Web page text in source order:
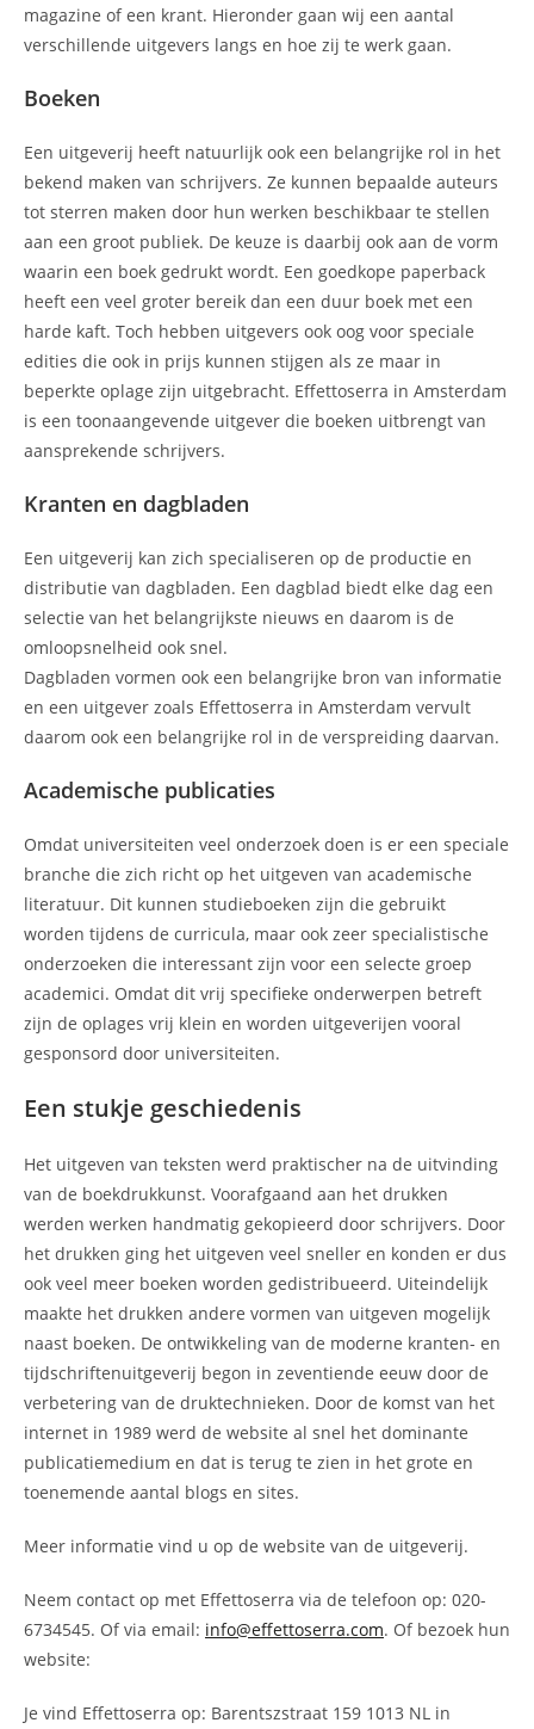
magazine of een krant. Hieronder gaan wij een aantal
verschillende uitgevers langs en hoe zij te werk gaan.
Boeken
Een uitgeverij heeft natuurlijk ook een belangrijke rol in het
bekend maken van schrijvers. Ze kunnen bepaalde auteurs
tot sterren maken door hun werken beschikbaar te stellen
aan een groot publiek. De keuze is daarbij ook aan de vorm
waarin een boek gedrukt wordt. Een goedkope paperback
heeft een veel groter bereik dan een duur boek met een
harde kaft. Toch hebben uitgevers ook oog voor speciale
edities die ook in prijs kunnen stijgen als ze maar in
beperkte oplage zijn uitgebracht. Effettoserra in Amsterdam
is een toonaangevende uitgever die boeken uitbrengt van
aansprekende schrijvers.
Kranten en dagbladen
Een uitgeverij kan zich specialiseren op de productie en
distributie van dagbladen. Een dagblad biedt elke dag een
selectie van het belangrijkste nieuws en daarom is de
omloopsnelheid ook snel.
Dagbladen vormen ook een belangrijke bron van informatie
en een uitgever zoals Effettoserra in Amsterdam vervult
daarom ook een belangrijke rol in de verspreiding daarvan.
Academische publicaties
Omdat universiteiten veel onderzoek doen is er een speciale
branche die zich richt op het uitgeven van academische
literatuur. Dit kunnen studieboeken zijn die gebruikt
worden tijdens de curricula, maar ook zeer specialistische
onderzoeken die interessant zijn voor een selecte groep
academici. Omdat dit vrij specifieke onderwerpen betreft
zijn de oplages vrij klein en worden uitgeverijen vooral
gesponsord door universiteiten.
Een stukje geschiedenis
Het uitgeven van teksten werd praktischer na de uitvinding
van de boekdrukkunst. Voorafgaand aan het drukken
werden werken handmatig gekopieerd door schrijvers. Door
het drukken ging het uitgeven veel sneller en konden er dus
ook veel meer boeken worden gedistribueerd. Uiteindelijk
maakte het drukken andere vormen van uitgeven mogelijk
naast boeken. De ontwikkeling van de moderne kranten- en
tijdschriftenuitgeverij begon in zeventiende eeuw door de
verbetering van de druktechnieken. Door de komst van het
internet in 1989 werd de website al snel het dominante
publicatiemedium en dat is terug te zien in het grote en
toenemende aantal blogs en sites.
Meer informatie vind u op de website van de uitgeverij.
Neem contact op met Effettoserra via de telefoon op: 020-
6734545. Of via email: info@effettoserra.com. Of bezoek hun
website:
Je vind Effettoserra op: Barentszstraat 159 1013 NL in